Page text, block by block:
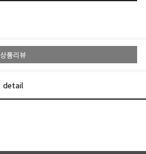
상품리뷰
detail